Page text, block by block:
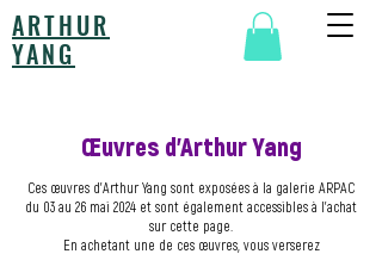
ARTHUR
YANG
Œuvres d'Arthur Yang
Ces œuvres d'Arthur Yang sont exposées à la galerie ARPAC
du 03 au 26 mai 2024 et sont également accessibles à l'achat
sur cette page.
En achetant une de ces œuvres, vous verserez